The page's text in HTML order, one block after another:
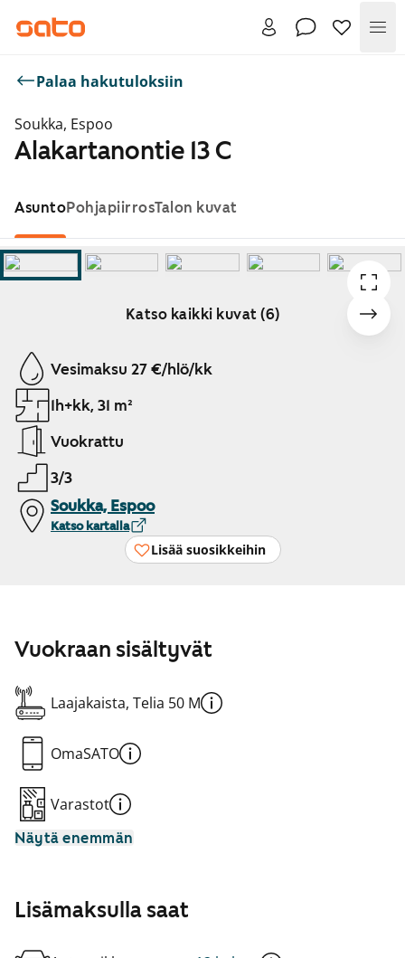
Palaa hakutuloksiin
Soukka, Espoo
Alakartanontie 13 C
AsuntoPohjapiirrosTalon kuvat
Katso kaikki kuvat (6)
Näytetään dia 1 / 6
Vesimaksu 27 €/hlö/kk
1h+kk, 31 m²
Vuokrattu
3/3
Soukka, Espoo
Katso kartalla
Lisää suosikkeihin
Vuokraan sisältyvät
Laajakaista, Telia 50 M
OmaSATO
Varastot
Näytä enemmän
Lisämaksulla saat